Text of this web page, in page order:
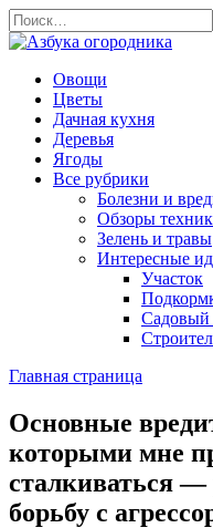
Перейти
к
содержанию
Search
for:
Овощи
Цветы
Дачная кухня
Деревья
Ягоды
Все рубрики
Болезни и
Обзоры
Зелень и травы
Интересные
Участок
Садовый
Главная страница
Основные
которыми мне
сталкиваться
борьбу с